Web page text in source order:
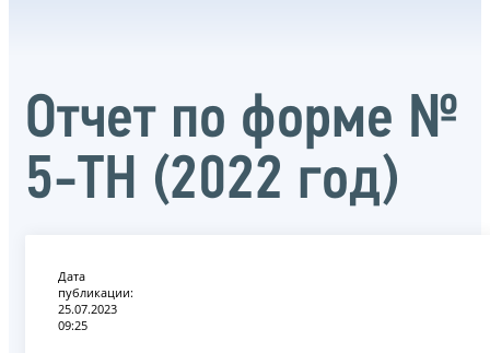
Отчет по форме №
5-ТН (2022 год)
Дата
публикации:
25.07.2023
09:25